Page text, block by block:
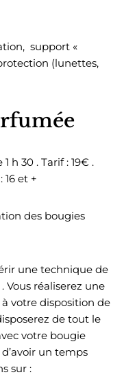
support «
(lunettes,
h 30 . Tarif : 19€ .
et +
des bougies
une technique de
Vous réaliserez une
votre disposition de
de tout le
votre bougie
d’avoir un temps
sur :